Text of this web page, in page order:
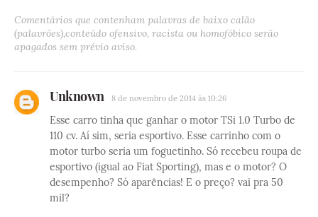
Comentários que contenham palavras de baixo calão
(palavrões),conteúdo ofensivo, racista ou homofóbico serão
apagados sem prévio aviso.
Unknown 8 de novembro de 2014 às 10:26
Esse carro tinha que ganhar o motor TSi 1.0 Turbo de
110 cv. Aí sim, seria esportivo. Esse carrinho com o
motor turbo seria um foguetinho. Só recebeu roupa de
esportivo (igual ao Fiat Sporting), mas e o motor? O
desempenho? Só aparências! E o preço? vai pra 50
mil?